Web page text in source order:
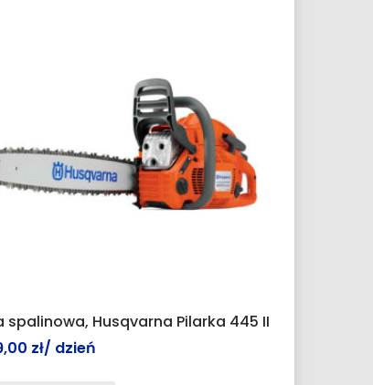
spalinowa, Husqvarna Pilarka 445 II
zł/ dzień